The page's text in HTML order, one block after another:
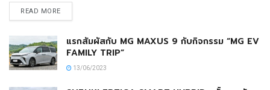
READ MORE
แรกสัมผัสกับ MG MAXUS 9 กับกิจกรรม “MG EV
FAMILY TRIP”
13/06/2023